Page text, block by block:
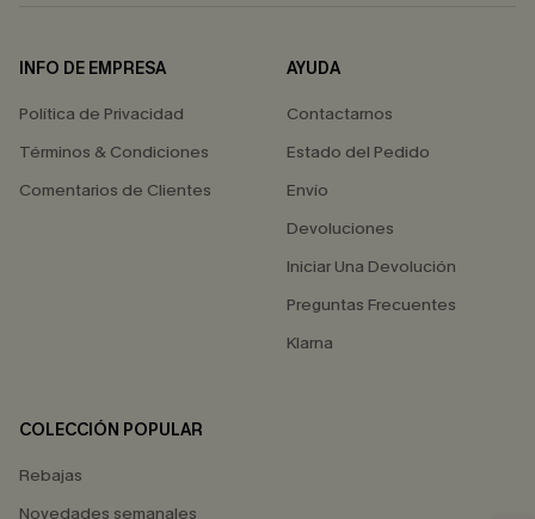
INFO DE EMPRESA
Política de Privacidad
Términos & Condiciones
Comentarios de Clientes
AYUDA
Contactarnos
Estado del Pedido
Envío
Devoluciones
Iniciar Una Devolución
Preguntas Frecuentes
Klarna
COLECCIÓN POPULAR
Rebajas
Novedades semanales